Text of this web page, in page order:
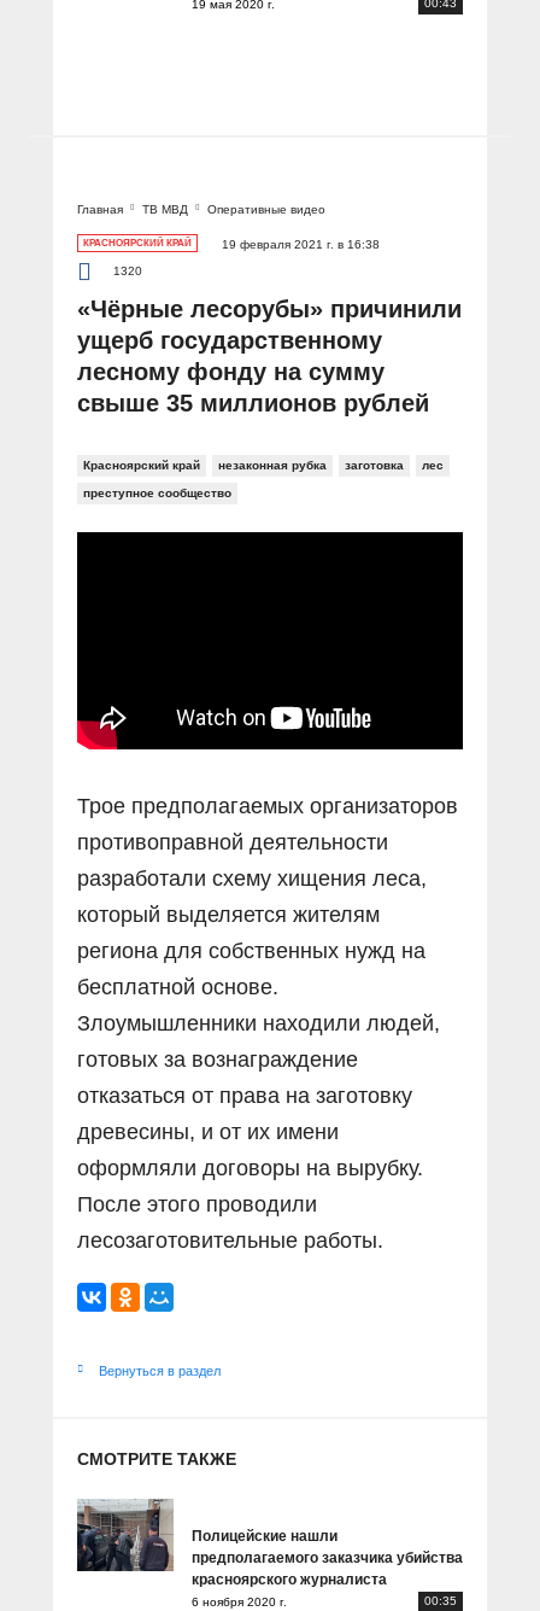
19 мая 2020 г. 00:43
Главная ТВ МВД Оперативные видео
КРАСНОЯРСКИЙ КРАЙ
19 февраля 2021 г. в 16:38
1320
«Чёрные лесорубы» причинили
ущерб государственному
лесному фонду на сумму
свыше 35 миллионов рублей
Красноярский край незаконная рубка заготовка лес
преступное сообщество
Трое предполагаемых организаторов
противоправной деятельности
разработали схему хищения леса,
который выделяется жителям
региона для собственных нужд на
бесплатной основе.
Злоумышленники находили людей,
готовых за вознаграждение
отказаться от права на заготовку
древесины, и от их имени
оформляли договоры на вырубку.
После этого проводили
лесозаготовительные работы.
Вернуться в раздел
СМОТРИТЕ ТАКЖЕ
Полицейские нашли
предполагаемого заказчика убийства
красноярского журналиста
6 ноября 2020 г. 00:35